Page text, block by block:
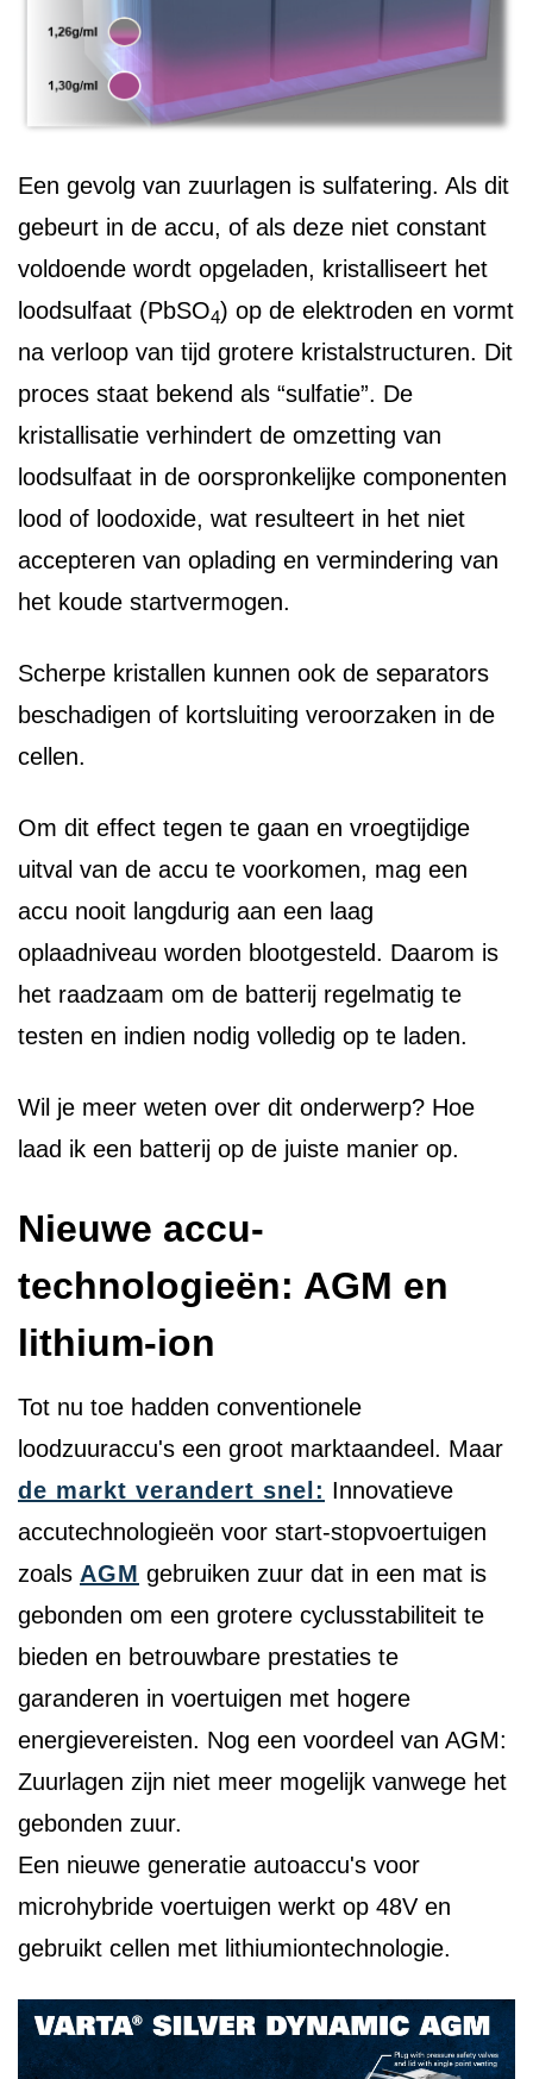
Een gevolg van zuurlagen is sulfatering. Als dit
gebeurt in de accu, of als deze niet constant
voldoende wordt opgeladen, kristalliseert het
loodsulfaat (PbSO4) op de elektroden en vormt
na verloop van tijd grotere kristalstructuren. Dit
proces staat bekend als “sulfatie”. De
kristallisatie verhindert de omzetting van
loodsulfaat in de oorspronkelijke componenten
lood of loodoxide, wat resulteert in het niet
accepteren van oplading en vermindering van
het koude startvermogen.
Scherpe kristallen kunnen ook de separators
beschadigen of kortsluiting veroorzaken in de
cellen.
Om dit effect tegen te gaan en vroegtijdige
uitval van de accu te voorkomen, mag een
accu nooit langdurig aan een laag
oplaadniveau worden blootgesteld. Daarom is
het raadzaam om de batterij regelmatig te
testen en indien nodig volledig op te laden.
Wil je meer weten over dit onderwerp? Hoe
laad ik een batterij op de juiste manier op.
Nieuwe accu-
technologieën: AGM en
lithium-ion
Tot nu toe hadden conventionele
loodzuuraccu's een groot marktaandeel. Maar
de markt verandert snel: Innovatieve
accutechnologieën voor start-stopvoertuigen
zoals AGM gebruiken zuur dat in een mat is
gebonden om een grotere cyclusstabiliteit te
bieden en betrouwbare prestaties te
garanderen in voertuigen met hogere
energievereisten. Nog een voordeel van AGM:
Zuurlagen zijn niet meer mogelijk vanwege het
gebonden zuur.
Een nieuwe generatie autoaccu's voor
microhybride voertuigen werkt op 48V en
gebruikt cellen met lithiumiontechnologie.